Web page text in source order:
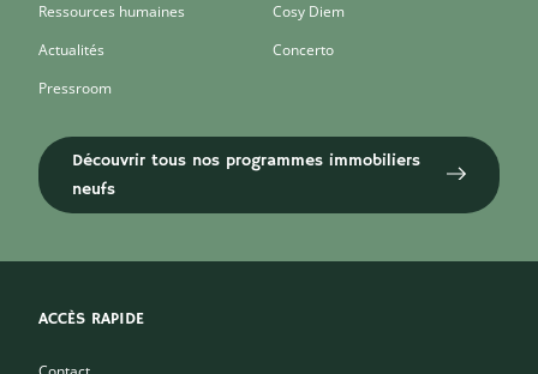
Ressources humaines
Actualités
Pressroom
Cosy Diem
Concerto
Découvrir tous nos programmes immobiliers
neufs
ACCÈS RAPIDE